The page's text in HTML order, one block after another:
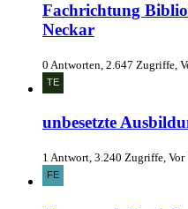
Fachrichtung
Neckar
0 Antworten, 2.647 Zugriffe,
unbesetzte
1 Antwort, 3.240 Zugriffe,